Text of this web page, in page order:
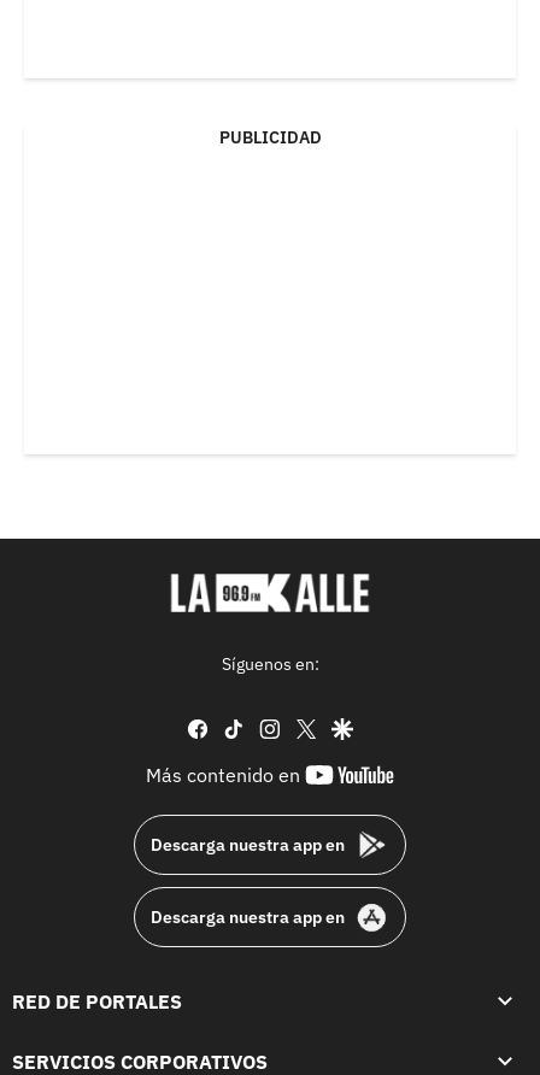
PUBLICIDAD
Síguenos en:
facebook
tiktok instagram
twittergoogle
Más contenido en
youtube-
Descarga nuestra app en
Descarga nuestra app en
RED DE PORTALES
SERVICIOS CORPORATIVOS